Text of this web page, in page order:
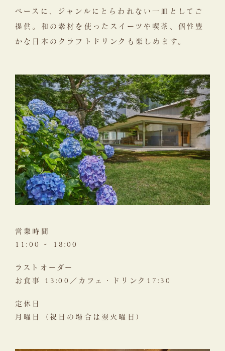
ベースに、ジャンルにとらわれない一皿としてご
提供。和の素材を使ったスイーツや喫茶、個性豊
かな日本のクラフトドリンクも楽しめます。
営業時間
11:00 ~ 18:00
ラストオーダー
お食事 13:00／カフェ・ドリンク17:30
定休日
月曜日（祝日の場合は翌火曜日）